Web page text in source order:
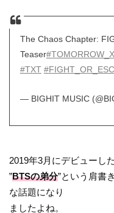
The Chaos Chapter:
Teaser
#TXT
— BIGHIT MUSIC
2019年3月にデビューし
”BTSの弟分”という肩書
な話題になり
ましたよね。